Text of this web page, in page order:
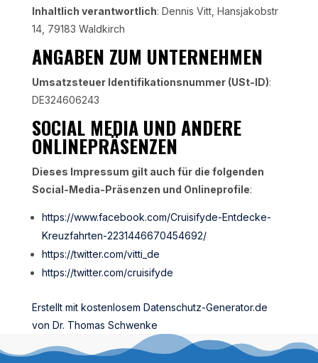
Inhaltlich verantwortlich: Dennis Vitt, Hansjakobstr
14, 79183 Waldkirch
ANGABEN ZUM UNTERNEHMEN
Umsatzsteuer Identifikationsnummer (USt-ID):
DE324606243
SOCIAL MEDIA UND ANDERE
ONLINEPRÄSENZEN
Dieses Impressum gilt auch für die folgenden
Social-Media-Präsenzen und Onlineprofile:
https://www.facebook.com/Cruisifyde-Entdecke-
Kreuzfahrten-2231446670454692/
https://twitter.com/vitti_de
https://twitter.com/cruisifyde
Erstellt mit kostenlosem Datenschutz-Generator.de
von Dr. Thomas Schwenke